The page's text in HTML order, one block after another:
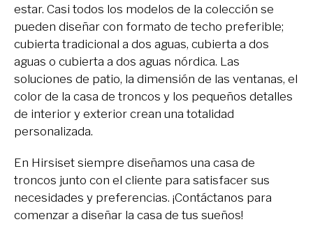
estar. Casi todos los modelos de la colección se
pueden diseñar con formato de techo preferible;
cubierta tradicional a dos aguas, cubierta a dos
aguas o cubierta a dos aguas nórdica. Las
soluciones de patio, la dimensión de las ventanas, el
color de la casa de troncos y los pequeños detalles
de interior y exterior crean una totalidad
personalizada.
En Hirsiset siempre diseñamos una casa de
troncos junto con el cliente para satisfacer sus
necesidades y preferencias. ¡Contáctanos para
comenzar a diseñar la casa de tus sueños!